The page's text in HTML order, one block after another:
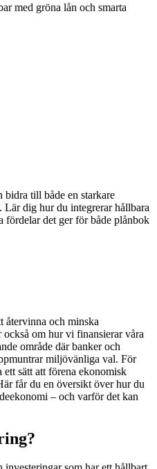
med gröna lån och smarta
till både en starkare
dig hur du integrerar hållbara
det ger för både plånbok
återvinna och minska
om hur vi finansierar våra
område där banker och
miljövänliga val. För
ett sätt att förena ekonomisk
får du en översikt över hur du
– och varför det kan